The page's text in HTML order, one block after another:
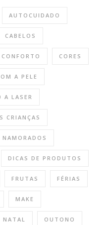
AUTOCUIDADO
CABELOS
CONFORTO CORES
A PELE
A LASER
CRIANÇAS
DICAS DE PRODUTOS
FRUTAS FÉRIAS
MAKE
NATAL OUTONO